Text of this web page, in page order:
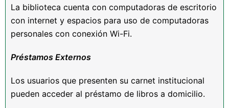
La biblioteca cuenta con computadoras de escritorio
con internet y espacios para uso de computadoras
personales con conexión Wi-Fi.
Préstamos Externos
Los usuarios que presenten su carnet institucional
pueden acceder al préstamo de libros a domicilio.